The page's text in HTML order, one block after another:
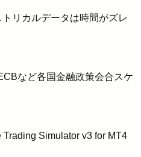
リカルデータは時間がズレ
など各国金融政策会合スケ
Simulator v3 for MT4